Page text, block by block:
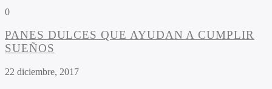
0
PANES DULCES QUE AYUDAN A CUMPLIR
SUEÑOS
22 diciembre, 2017